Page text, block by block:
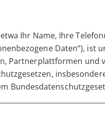
Ihr Name, Ihre
Daten“), ist
Partnerplattformen und